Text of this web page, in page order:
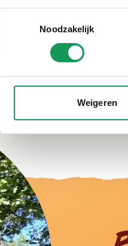
Noodzakelijk
Weigeren
de frisse lucht en
Bezoek pittoreske
hebben gezellige
Ook voor families
Veel plezier in de
Gepubliceerd door